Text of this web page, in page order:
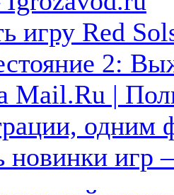
игру Red
2:
Mail.Ru |
одним
новинки